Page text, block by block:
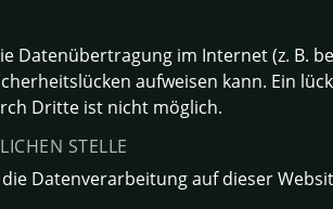
Datenübertragung im Internet (z. B.
aufweisen kann. Ein
Dritte ist nicht möglich.
STELLE
Datenverarbeitung auf dieser